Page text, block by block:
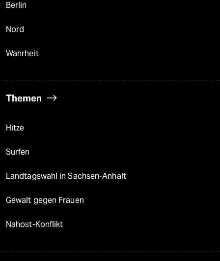
Berlin
Nord
Wahrheit
Themen
Hitze
Surfen
Landtagswahl in Sachsen-Anhalt
Gewalt gegen Frauen
Nahost-Konflikt